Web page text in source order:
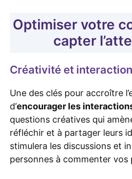
Optimiser votre
capter
Créativité et
Une des clés pour accroître
d’encourager les
questions créatives qui
réfléchir et à partager leurs
stimulera les discussions et
personnes à commenter vos